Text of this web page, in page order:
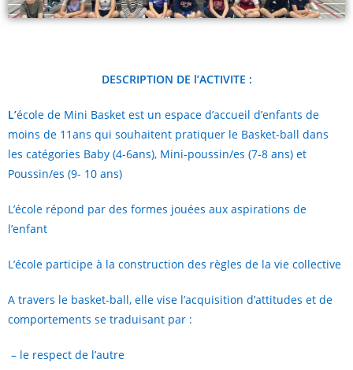
DESCRIPTION DE l’ACTIVITE :
L’école de Mini Basket est un espace d’accueil d’enfants de
moins de 11ans qui souhaitent pratiquer le Basket-ball dans
les catégories Baby (4-6ans), Mini-poussin/es (7-8 ans) et
Poussin/es (9- 10 ans)
L’école répond par des formes jouées aux aspirations de
l’enfant
L’école participe à la construction des règles de la vie collective
A travers le basket-ball, elle vise l’acquisition d’attitudes et de
comportements se traduisant par :
– le respect de l’autre